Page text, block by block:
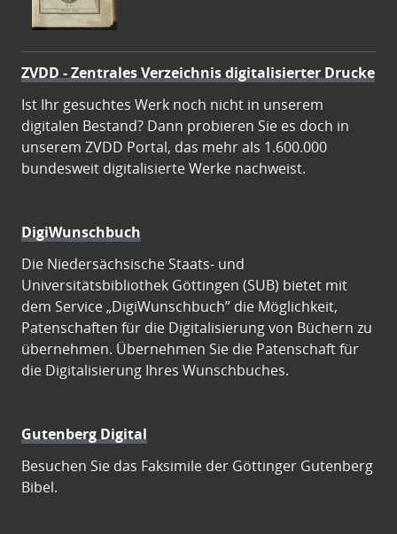
ZVDD - Zentrales Verzeichnis digitalisierter Drucke
Ist Ihr gesuchtes Werk noch nicht in unserem
digitalen Bestand? Dann probieren Sie es doch in
unserem ZVDD Portal, das mehr als 1.600.000
bundesweit digitalisierte Werke nachweist.
DigiWunschbuch
Die Niedersächsische Staats- und
Universitätsbibliothek Göttingen (SUB) bietet mit
dem Service „DigiWunschbuch” die Möglichkeit,
Patenschaften für die Digitalisierung von Büchern zu
übernehmen. Übernehmen Sie die Patenschaft für
die Digitalisierung Ihres Wunschbuches.
Gutenberg Digital
Besuchen Sie das Faksimile der Göttinger Gutenberg
Bibel.